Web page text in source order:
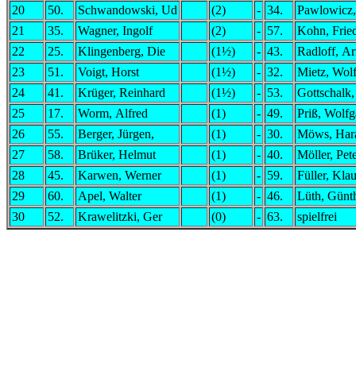
20
50. Schwandowski, Ud (2) - 34.
21
35. Wagner, Ingolf (2) - 57.
Kohn,
22
25. Klingenberg, Die (1½) - 43.
Radloff,
23
51. Voigt, Horst (1½) - 32.
Mietz,
24
41. Krüger, Reinhard (1½) - 53.
25
17. Worm, Alfred (1) - 49.
Priß,
26
55. Berger, Jürgen, (1) - 30.
Möws,
27
58. Brüker, Helmut (1) - 40.
Möller,
28
45. Karwen, Werner (1) - 59.
Füller,
29
60. Apel, Walter (1) - 46.
Lüth,
30
52. Krawelitzki, Ger (0) - 63. spielfrei